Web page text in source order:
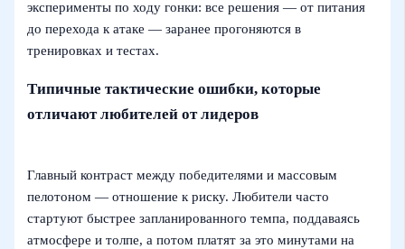
эксперименты по ходу гонки: все решения — от питания
до перехода к атаке — заранее прогоняются в
тренировках и тестах.
Типичные тактические ошибки, которые
отличают любителей от лидеров
Главный контраст между победителями и массовым
пелотоном — отношение к риску. Любители часто
стартуют быстрее запланированного темпа, поддаваясь
атмосфере и толпе, а потом платят за это минутами на